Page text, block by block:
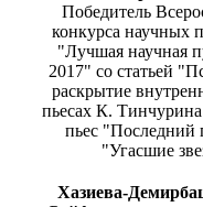
Победитель
конкурса научных
"Лучшая научная
2017" со статьей
раскрытие
пьесах К.
пьес "Последний
"Угасшие
Хазиева-